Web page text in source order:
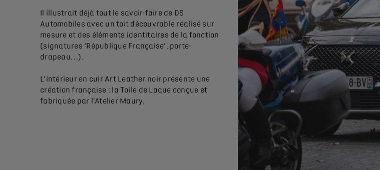
Il illustrait déjà tout le savoir-faire de DS
Automobiles avec un toit découvrable réalisé sur
mesure et des éléments identitaires de la fonction
(signatures ‘République Française’, porte-
drapeau…).
L’intérieur en cuir Art Leather noir présente une
création française : la Toile de Laque conçue et
fabriquée par l’Atelier Maury.